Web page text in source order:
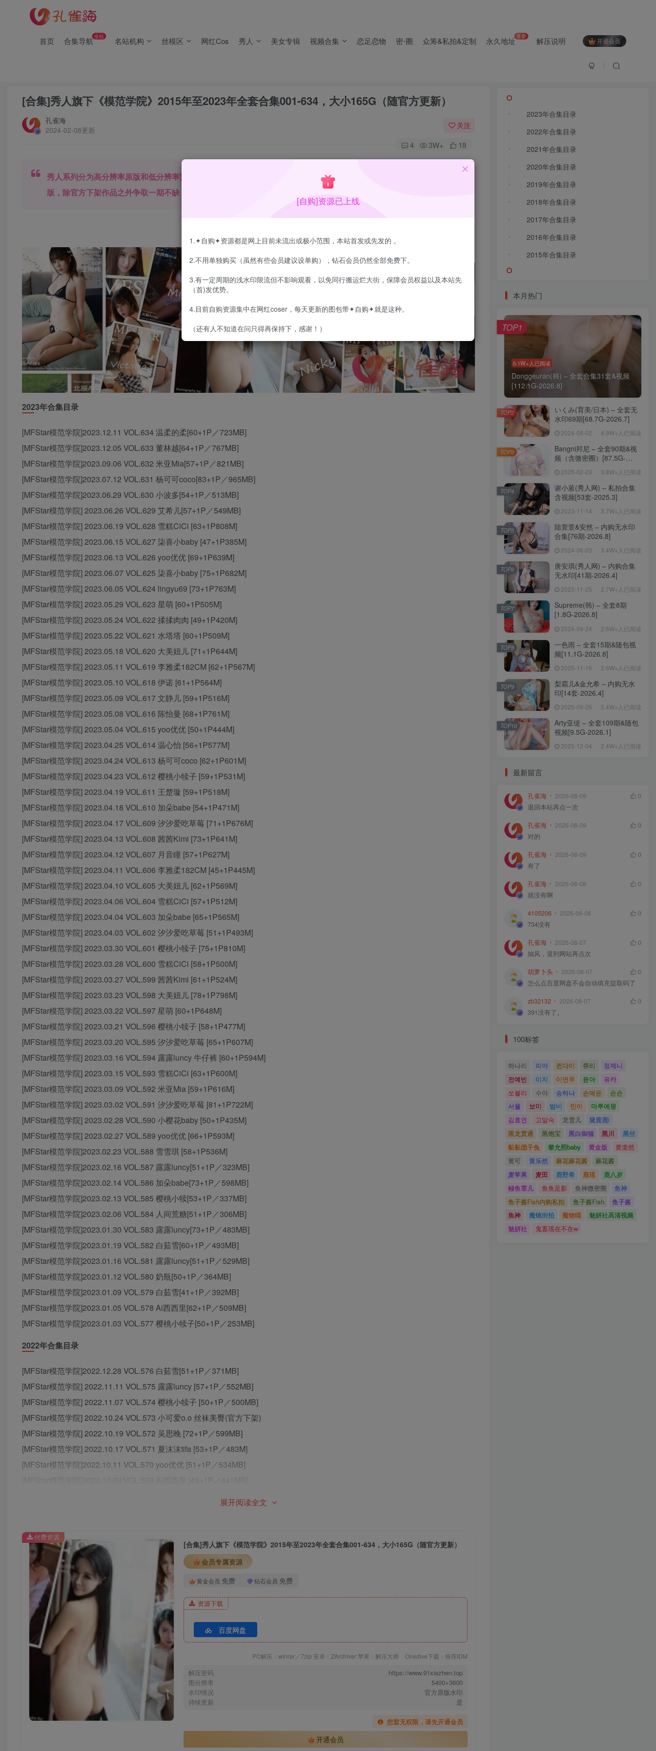
首页 合集导航全站 名站机构 丝模区 网红Cos 秀人 美女专辑 视频合集 恋足恋物 密⋅圈 众筹&私拍&定制 永久地址重要 解压说明 开通会员
(2/2)每日凌晨0点主动查失效补链(点我演示)，失效不超24小时，
(1/2)永久发布，备用网址点这：kongque.org，点我（原域名失效）！
[合集]秀人旗下《模范学院》2015年至2023年全套合集001-634，大小165G（随官方更新）
孔雀海
2024-02-08更新
关注
4 3W+ 18
秀人系列分为高分辨率原版和低分辨率预览版两个版本，原版较预览版放出时间更晚一些。本站秀人系列均为高分辨率原
版，除官方下架作品之外争取一期不缺，全网最全。
2023年合集目录
[MFStar模范学院]2023.12.11 VOL.634 温柔的柔[60+1P／723MB]
[MFStar模范学院]2023.12.05 VOL.633 董林越[64+1P／767MB]
[MFStar模范学院]2023.09.06 VOL.632 米亚Mia[57+1P／821MB]
[MFStar模范学院]2023.07.12 VOL.631 杨可可coco[83+1P／965MB]
[MFStar模范学院]2023.06.29 VOL.630 小波多[54+1P／513MB]
[MFStar模范学院] 2023.06.26 VOL.629 艾希儿[57+1P／549MB]
[MFStar模范学院] 2023.06.19 VOL.628 雪糕CiCi [63+1P808M]
[MFStar模范学院] 2023.06.15 VOL.627 柒喜小baby [47+1P385M]
[MFStar模范学院] 2023.06.13 VOL.626 yoo优优 [69+1P639M]
[MFStar模范学院] 2023.06.07 VOL.625 柒喜小baby [75+1P682M]
[MFStar模范学院] 2023.06.05 VOL.624 lingyu69 [73+1P763M]
[MFStar模范学院] 2023.05.29 VOL.623 星萌 [60+1P505M]
[MFStar模范学院] 2023.05.24 VOL.622 揉揉肉肉 [49+1P420M]
[MFStar模范学院] 2023.05.22 VOL.621 水塔塔 [60+1P509M]
[MFStar模范学院] 2023.05.18 VOL.620 大美妞儿 [71+1P644M]
[MFStar模范学院] 2023.05.11 VOL.619 李雅柔182CM [62+1P567M]
[MFStar模范学院] 2023.05.10 VOL.618 伊诺 [61+1P564M]
[MFStar模范学院] 2023.05.09 VOL.617 文静儿 [59+1P516M]
[MFStar模范学院] 2023.05.08 VOL.616 陈怡曼 [68+1P761M]
[MFStar模范学院] 2023.05.04 VOL.615 yoo优优 [50+1P444M]
[MFStar模范学院] 2023.04.25 VOL.614 温心怡 [56+1P577M]
[MFStar模范学院] 2023.04.24 VOL.613 杨可可coco [62+1P601M]
[MFStar模范学院] 2023.04.23 VOL.612 樱桃小犊子 [59+1P531M]
[MFStar模范学院] 2023.04.19 VOL.611 王楚璇 [59+1P518M]
[MFStar模范学院] 2023.04.18 VOL.610 加朵babe [54+1P471M]
[MFStar模范学院] 2023.04.17 VOL.609 汐汐爱吃草莓 [71+1P676M]
[MFStar模范学院] 2023.04.13 VOL.608 茜茜Kimi [73+1P641M]
[MFStar模范学院] 2023.04.12 VOL.607 月音瞳 [57+1P627M]
[MFStar模范学院] 2023.04.11 VOL.606 李雅柔182CM [45+1P445M]
[MFStar模范学院] 2023.04.10 VOL.605 大美妞儿 [62+1P569M]
[MFStar模范学院] 2023.04.06 VOL.604 雪糕CiCi [57+1P512M]
[MFStar模范学院] 2023.04.04 VOL.603 加朵babe [65+1P565M]
[MFStar模范学院] 2023.04.03 VOL.602 汐汐爱吃草莓 [51+1P493M]
[MFStar模范学院] 2023.03.30 VOL.601 樱桃小犊子 [75+1P810M]
[MFStar模范学院] 2023.03.28 VOL.600 雪糕CiCi [58+1P500M]
[MFStar模范学院] 2023.03.27 VOL.599 茜茜Kimi [61+1P524M]
[MFStar模范学院] 2023.03.23 VOL.598 大美妞儿 [78+1P798M]
[MFStar模范学院] 2023.03.22 VOL.597 星萌 [60+1P648M]
[MFStar模范学院] 2023.03.21 VOL.596 樱桃小犊子 [58+1P477M]
[MFStar模范学院] 2023.03.20 VOL.595 汐汐爱吃草莓 [65+1P607M]
[MFStar模范学院] 2023.03.16 VOL.594 露露luncy 牛仔裤 [60+1P594M]
[MFStar模范学院] 2023.03.15 VOL.593 雪糕CiCi [63+1P600M]
[MFStar模范学院] 2023.03.09 VOL.592 米亚Mia [59+1P616M]
[MFStar模范学院] 2023.03.02 VOL.591 汐汐爱吃草莓 [81+1P722M]
[MFStar模范学院] 2023.02.28 VOL.590 小樱花baby [50+1P435M]
[MFStar模范学院] 2023.02.27 VOL.589 yoo优优 [66+1P593M]
[MFStar模范学院]2023.02.23 VOL.588 雪雪琪 [58+1P536M]
[MFStar模范学院]2023.02.16 VOL.587 露露luncy[51+1P／323MB]
[MFStar模范学院]2023.02.14 VOL.586 加朵babe[73+1P／598MB]
[MFStar模范学院]2023.02.13 VOL.585 樱桃小犊[53+1P／337MB]
[MFStar模范学院]2023.02.06 VOL.584 人间荒糖[51+1P／306MB]
[MFStar模范学院]2023.01.30 VOL.583 露露luncy[73+1P／483MB]
[MFStar模范学院]2023.01.19 VOL.582 白茹雪[60+1P／493MB]
[MFStar模范学院]2023.01.16 VOL.581 露露luncy[51+1P／529MB]
[MFStar模范学院]2023.01.12 VOL.580 奶瓶[50+1P／364MB]
[MFStar模范学院]2023.01.09 VOL.579 白茹雪[41+1P／392MB]
[MFStar模范学院]2023.01.05 VOL.578 Ai西西里[62+1P／509MB]
[MFStar模范学院]2023.01.03 VOL.577 樱桃小犊子[50+1P／253MB]
2022年合集目录
[MFStar模范学院]2022.12.28 VOL.576 白茹雪[51+1P／371MB]
[MFStar模范学院] 2022.11.11 VOL.575 露露luncy [57+1P／552MB]
[MFStar模范学院] 2022.11.07 VOL.574 樱桃小犊子 [50+1P／500MB]
[MFStar模范学院] 2022.10.24 VOL.573 小可爱o.o 丝袜美臀(官方下架)
[MFStar模范学院] 2022.10.19 VOL.572 吴思晚 [72+1P／599MB]
[MFStar模范学院] 2022.10.17 VOL.571 夏沫沫tifa [53+1P／483M]
[MFStar模范学院]2022.10.11 VOL.570 yoo优优 [51+1P／534MB]
[MFStar模范学院]2022.08.16 VOL.565 小米XM [61+1P／464MB]
[MFStar模范学院]2022.07.18 VOL.564 小果冻儿[46+1P／499MB]
[MFStar模范学院]2022.07.11 VOL.563 露露candy[50+1P／584MB]
[MFStar模范学院]2022.03.21 VOL.562 韩好甜[59+1P／571MB]
[MFStar模范学院]2022.03.18 VOL.561 吴雪瑶[61+1P／564MB]
[MFStar模范学院]2022.03.16 VOL.560 吴思晚[60+1P／683MB]
[MFStar模范学院]2022.03.14 VOL.559 韩好甜[61+1P／538MB]
[MFStar模范学院]2022.03.11 VOL.558 白茹雪[50+1P／462MB]
[MFStar模范学院]2022.03.09 VOL.557 人间荒糖[70+1P／615MB]
[MFStar模范学院]2022.03.07 VOL.556 韩好甜[58+1P／536MB]
[MFStar模范学院]2022.03.04 VOL.555 吴雪瑶[53+1P／471MB]
[MFStar模范学院]2022.03.02 VOL.554 羽仁鹿[58+1P／550MB]
[MFStar模范学院]2022.02.28 VOL.553 小果冻儿[47+1P／450MB]
[MFStar模范学院]2022.02.25 VOL.552 白茹雪[40+1P／366MB]
展开阅读全文
[合集]秀人旗下《模范学院》2015年至2023年全套合集001-634，大小165G（随官方更新）
会员专属资源
黄金会员 免费 钻石会员 免费
资源下载
百度网盘
PC解压：winrar／7zip 安卓：ZArchiver 苹果：解压大师 Onedive下载：推荐IDM
解压密码
https://www.91xiezhen.top
图分辨率
5400×3600
水印情况
官方原版水印
持续更新
是
您暂无权限，请先开通会员
开通会员
付费资源
2023年合集目录
2022年合集目录
2021年合集目录
2020年合集目录
2019年合集目录
2018年合集目录
2017年合集目录
2016年合集目录
2023年合集目录
2022年合集目录
2021年合集目录
2020年合集目录
2019年合集目录
2018年合集目录
2017年合集目录
2016年合集目录
2015年合集目录
本月热门
5.1W+人已阅读
Donggeuran(韩) – 全套合集31套&视频
[112.1G-2026.8]
TOP1
いくみ(育美/日本) – 全套无
水印69期[68.7G-2026.7]
2024-08-02 4.9W+人已阅读
TOP2
Bangni邦尼 – 全套90期&视
频（含微密圈）[87.5G-
2025-02-23 3.8W+人已阅读
TOP3
谢小蒽(秀人网) – 私拍合集
含视频[53套-2025.3]
2023-11-14 3.7W+人已阅读
TOP4
陆萱萱&安然 – 内购无水印
合集[76期-2026.8]
2024-06-03 3.4W+人已阅读
TOP5
唐安琪(秀人网) – 内购合集
无水印[41期-2026.4]
2023-11-25 2.7W+人已阅读
TOP6
Supreme(韩) – 全套8期
[1.8G-2026.8]
2024-09-24 2.6W+人已阅读
TOP7
一色雨 – 全套15期&随包视
频[11.1G-2026.8]
2025-11-16 2.6W+人已阅读
TOP8
梨霜儿&金允希 – 内购无水
印[14套-2026.4]
2025-09-26 2.4W+人已阅读
TOP9
Arty亚缇 – 全套109期&随包
视频[9.5G-2026.1]
2023-12-04 2.4W+人已阅读
TOP10
最新留言
孔雀海 2026-08-09
0
退回本站再点一次
孔雀海 2026-08-09
0
对的
孔雀海 2026-08-09
0
有了
孔雀海 2026-08-08
0
就没有啊
4105206 2026-08-08
0
734没有
孔雀海 2026-08-07
0
抽风，退到网站再点次
胡萝卜头 2026-08-07
0
怎么点百度网盘不会自动填充提取码了
zb32132 2026-08-07
0
391没有了。
100标签
하나리 피아 퀸다미 쮸리
정제니
전예빈
이지 이연우 윤아
유카
쏘블리
수아 송하나 손예은
손손
서율
보미 밤비 민이
마루에몽
김효연
고말숙 龙雪儿
黛鹿鹿i
黑龙贯通
黑饱宝 黑白御猫 黑川
黑丝
黏黏团子兔
黎允熙baby 黄金版
黄楽然
黄可
黄乐然 麻花麻花酱
麻花酱
麦苹果
麦田 鹿野希 鹿瑶
鹿八岁
鳗鱼霏儿
鱼鱼足影 鱼神微密圈
鱼神
鱼子酱Fish内购私拍
鱼子酱Fish
鱼子酱
魚神
魔镜街拍 魔物喵
魅妍社高清视频
魅妍社
鬼畜瑶在不在w
[自购]资源已上线
1.✦自购✦资源都是网上目前未流出或极小范围，本站首发或先发的 。
2.不用单独购买（虽然有些会员建议设单购），钻石会员仍然全部免费下。
3.有一定周期的浅水印限流但不影响观看，以免同行搬运烂大街，保障会员权益以及本站先
（首)发优势。
4.目前自购资源集中在网红coser，每天更新的图包带✦自购✦就是这种。
（还有人不知道在问只得再保持下，感谢！）